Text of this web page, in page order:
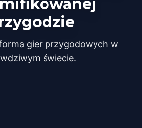
gier przygodowych w
świecie.